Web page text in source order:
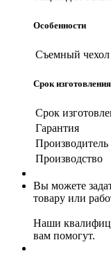
Особенности
Съемный чехол
Срок
Срок
Гарантия
Производитель
Производство
Вы можете
товару или
Наши
вам помогут.